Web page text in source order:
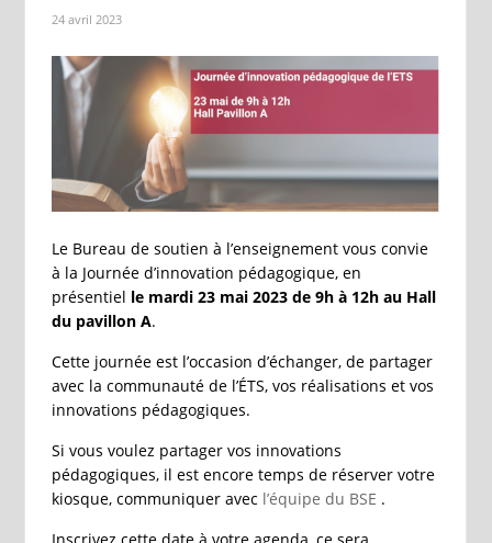
24 avril 2023
Le Bureau de soutien à l’enseignement vous convie
à la Journée d’innovation pédagogique, en
présentiel le mardi 23 mai 2023 de 9h à 12h au Hall
du pavillon A.
Cette journée est l’occasion d’échanger, de partager
avec la communauté de l’ÉTS, vos réalisations et vos
innovations pédagogiques.
Si vous voulez partager vos innovations
pédagogiques, il est encore temps de réserver votre
kiosque, communiquer avec l’équipe du BSE .